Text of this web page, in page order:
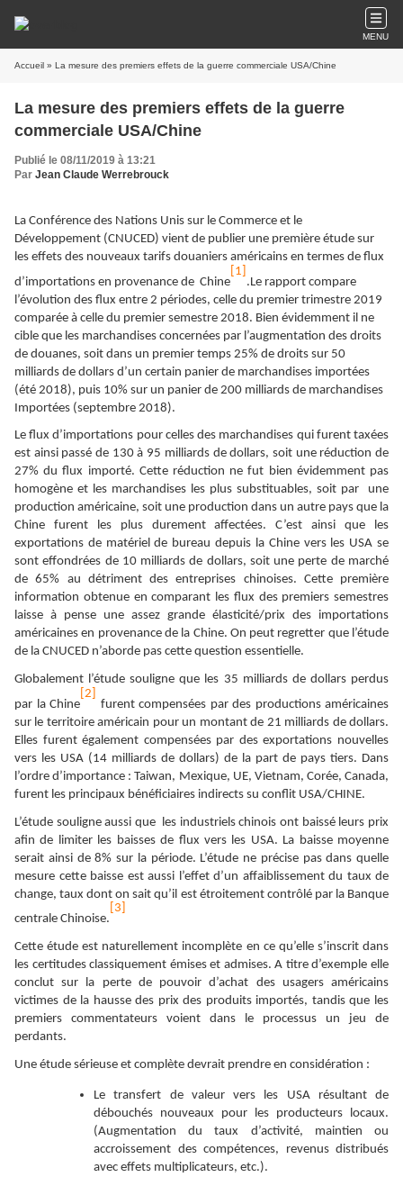
MENU
Accueil » La mesure des premiers effets de la guerre commerciale USA/Chine
La mesure des premiers effets de la guerre
commerciale USA/Chine
Publié le 08/11/2019 à 13:21
Par Jean Claude Werrebrouck
La Conférence des Nations Unis sur le Commerce et le
Développement (CNUCED) vient de publier une première étude sur
les effets des nouveaux tarifs douaniers américains en termes de flux
d’importations en provenance de Chine
[1]
.Le rapport compare
l’évolution des flux entre 2 périodes, celle du premier trimestre 2019
comparée à celle du premier semestre 2018. Bien évidemment il ne
cible que les marchandises concernées par l’augmentation des droits
de douanes, soit dans un premier temps 25% de droits sur 50
milliards de dollars d’un certain panier de marchandises importées
(été 2018), puis 10% sur un panier de 200 milliards de marchandises
Importées (septembre 2018).
Le flux d’importations pour celles des marchandises qui furent taxées
est ainsi passé de 130 à 95 milliards de dollars, soit une réduction de
27% du flux importé. Cette réduction ne fut bien évidemment pas
homogène et les marchandises les plus substituables, soit par une
production américaine, soit une production dans un autre pays que la
Chine furent les plus durement affectées. C’est ainsi que les
exportations de matériel de bureau depuis la Chine vers les USA se
sont effondrées de 10 milliards de dollars, soit une perte de marché
de 65% au détriment des entreprises chinoises. Cette première
information obtenue en comparant les flux des premiers semestres
laisse à pense une assez grande élasticité/prix des importations
américaines en provenance de la Chine. On peut regretter que l’étude
de la CNUCED n’aborde pas cette question essentielle.
Globalement l’étude souligne que les 35 milliards de dollars perdus
par la Chine
[2]
furent compensées par des productions américaines
sur le territoire américain pour un montant de 21 milliards de dollars.
Elles furent également compensées par des exportations nouvelles
vers les USA (14 milliards de dollars) de la part de pays tiers. Dans
l’ordre d’importance : Taiwan, Mexique, UE, Vietnam, Corée, Canada,
furent les principaux bénéficiaires indirects su conflit USA/CHINE.
L’étude souligne aussi que les industriels chinois ont baissé leurs prix
afin de limiter les baisses de flux vers les USA. La baisse moyenne
serait ainsi de 8% sur la période. L’étude ne précise pas dans quelle
mesure cette baisse est aussi l’effet d’un affaiblissement du taux de
change, taux dont on sait qu’il est étroitement contrôlé par la Banque
centrale Chinoise.
[3]
Cette étude est naturellement incomplète en ce qu’elle s’inscrit dans
les certitudes classiquement émises et admises. A titre d’exemple elle
conclut sur la perte de pouvoir d’achat des usagers américains
victimes de la hausse des prix des produits importés, tandis que les
premiers commentateurs voient dans le processus un jeu de
perdants.
Une étude sérieuse et complète devrait prendre en considération :
Le transfert de valeur vers les USA résultant de
débouchés nouveaux pour les producteurs locaux.
(Augmentation du taux d’activité, maintien ou
accroissement des compétences, revenus distribués
avec effets multiplicateurs, etc.).